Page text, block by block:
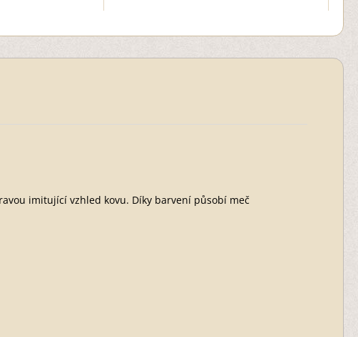
imitující vzhled kovu. Díky barvení působí meč